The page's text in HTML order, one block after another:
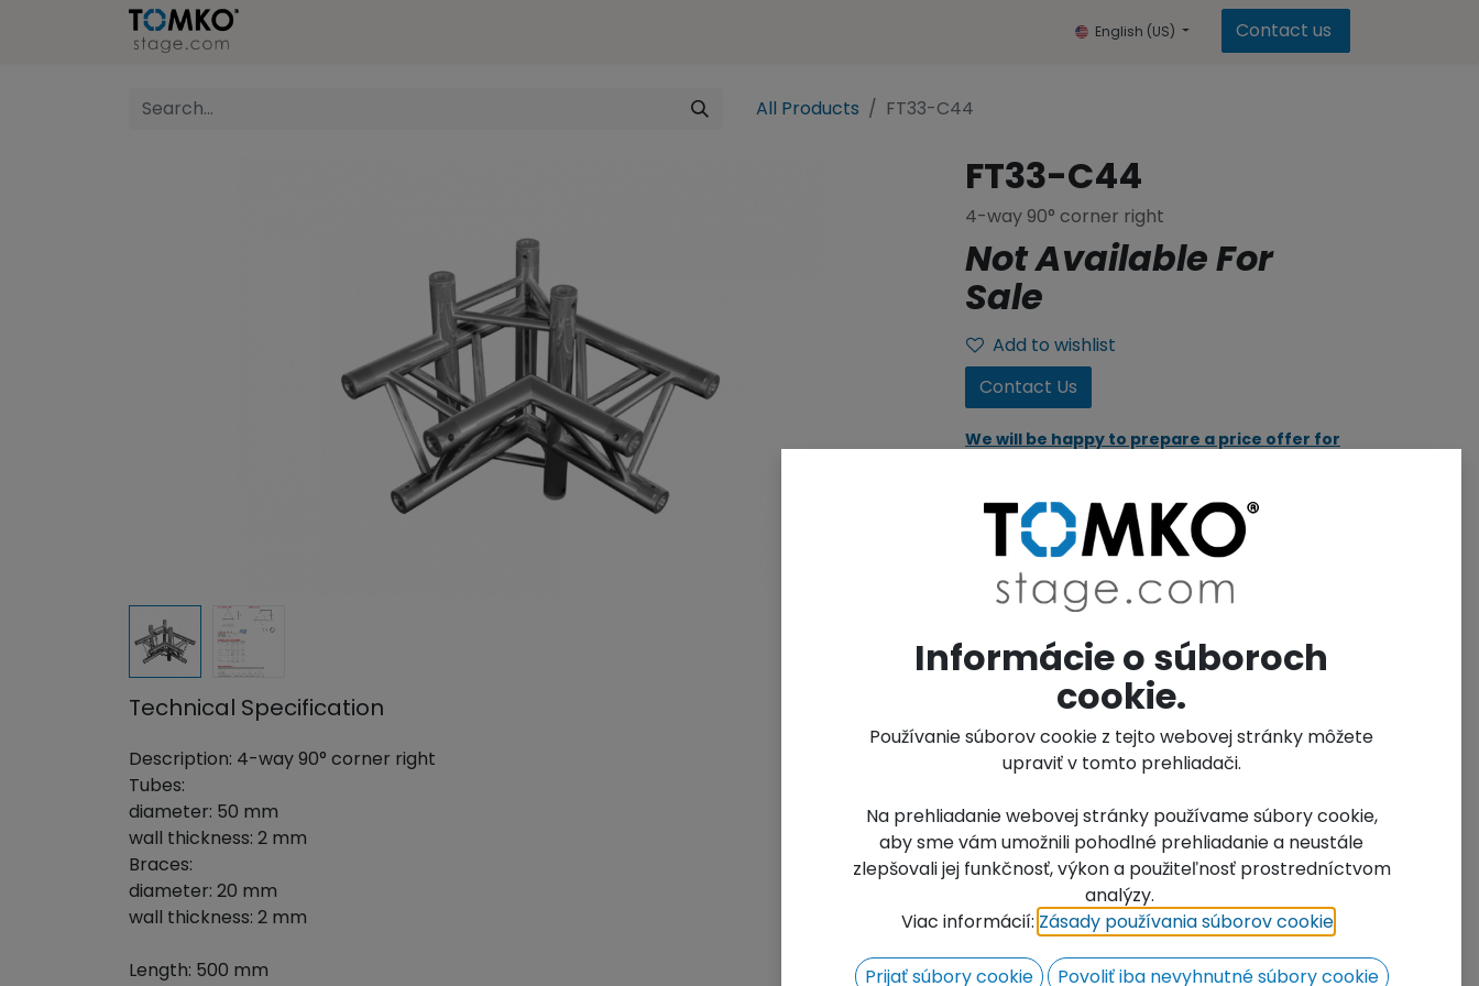
English (US) Contact us
All Products FT33-C44
FT33-C44
4-way 90° corner right
Not Available For
Sale
Add to wishlist
Contact Us
We will be happy to prepare a price offer for
Art.No.: 0150
Unit of Measure Name:Units
Technical Specification
Description: 4-way 90° corner right
Tubes:
diameter: 50 mm
wall thickness: 2 mm
Braces:
diameter: 20 mm
wall thickness: 2 mm
Length: 500 mm
Informácie o súboroch
cookie.
Používanie súborov cookie z tejto webovej stránky môžete
upraviť v tomto prehliadači.
Na prehliadanie webovej stránky používame súbory cookie,
aby sme vám umožnili pohodlné prehliadanie a neustále
zlepšovali jej funkčnosť, výkon a použiteľnosť prostredníctvom
analýzy.
Viac informácií: Zásady používania súborov cookie
Prijať súbory cookie Povoliť iba nevyhnutné súbory cookie